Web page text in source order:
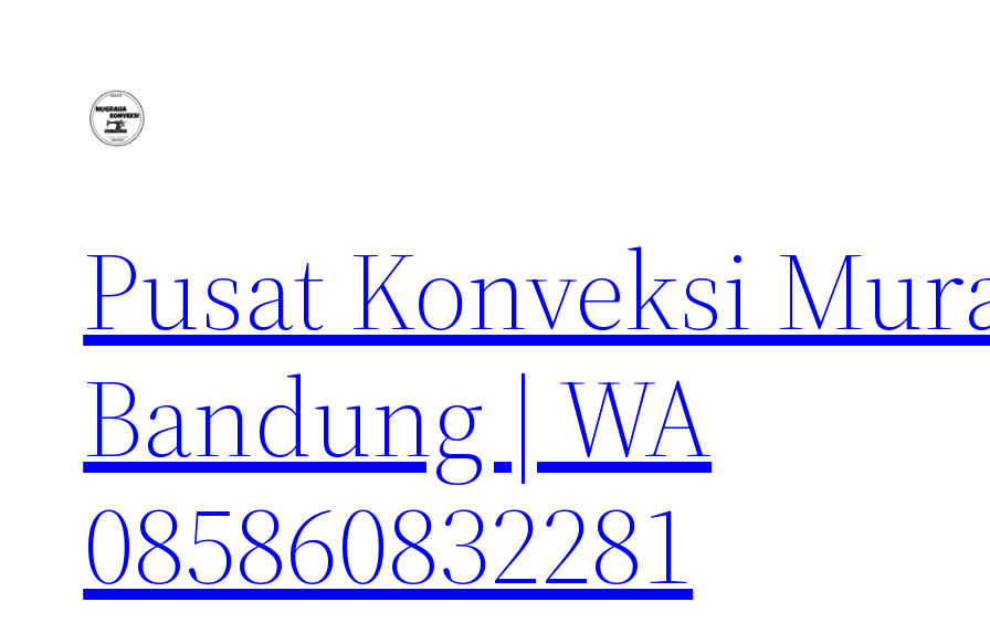
Pusat Konveksi
Bandung | WA
085860832281